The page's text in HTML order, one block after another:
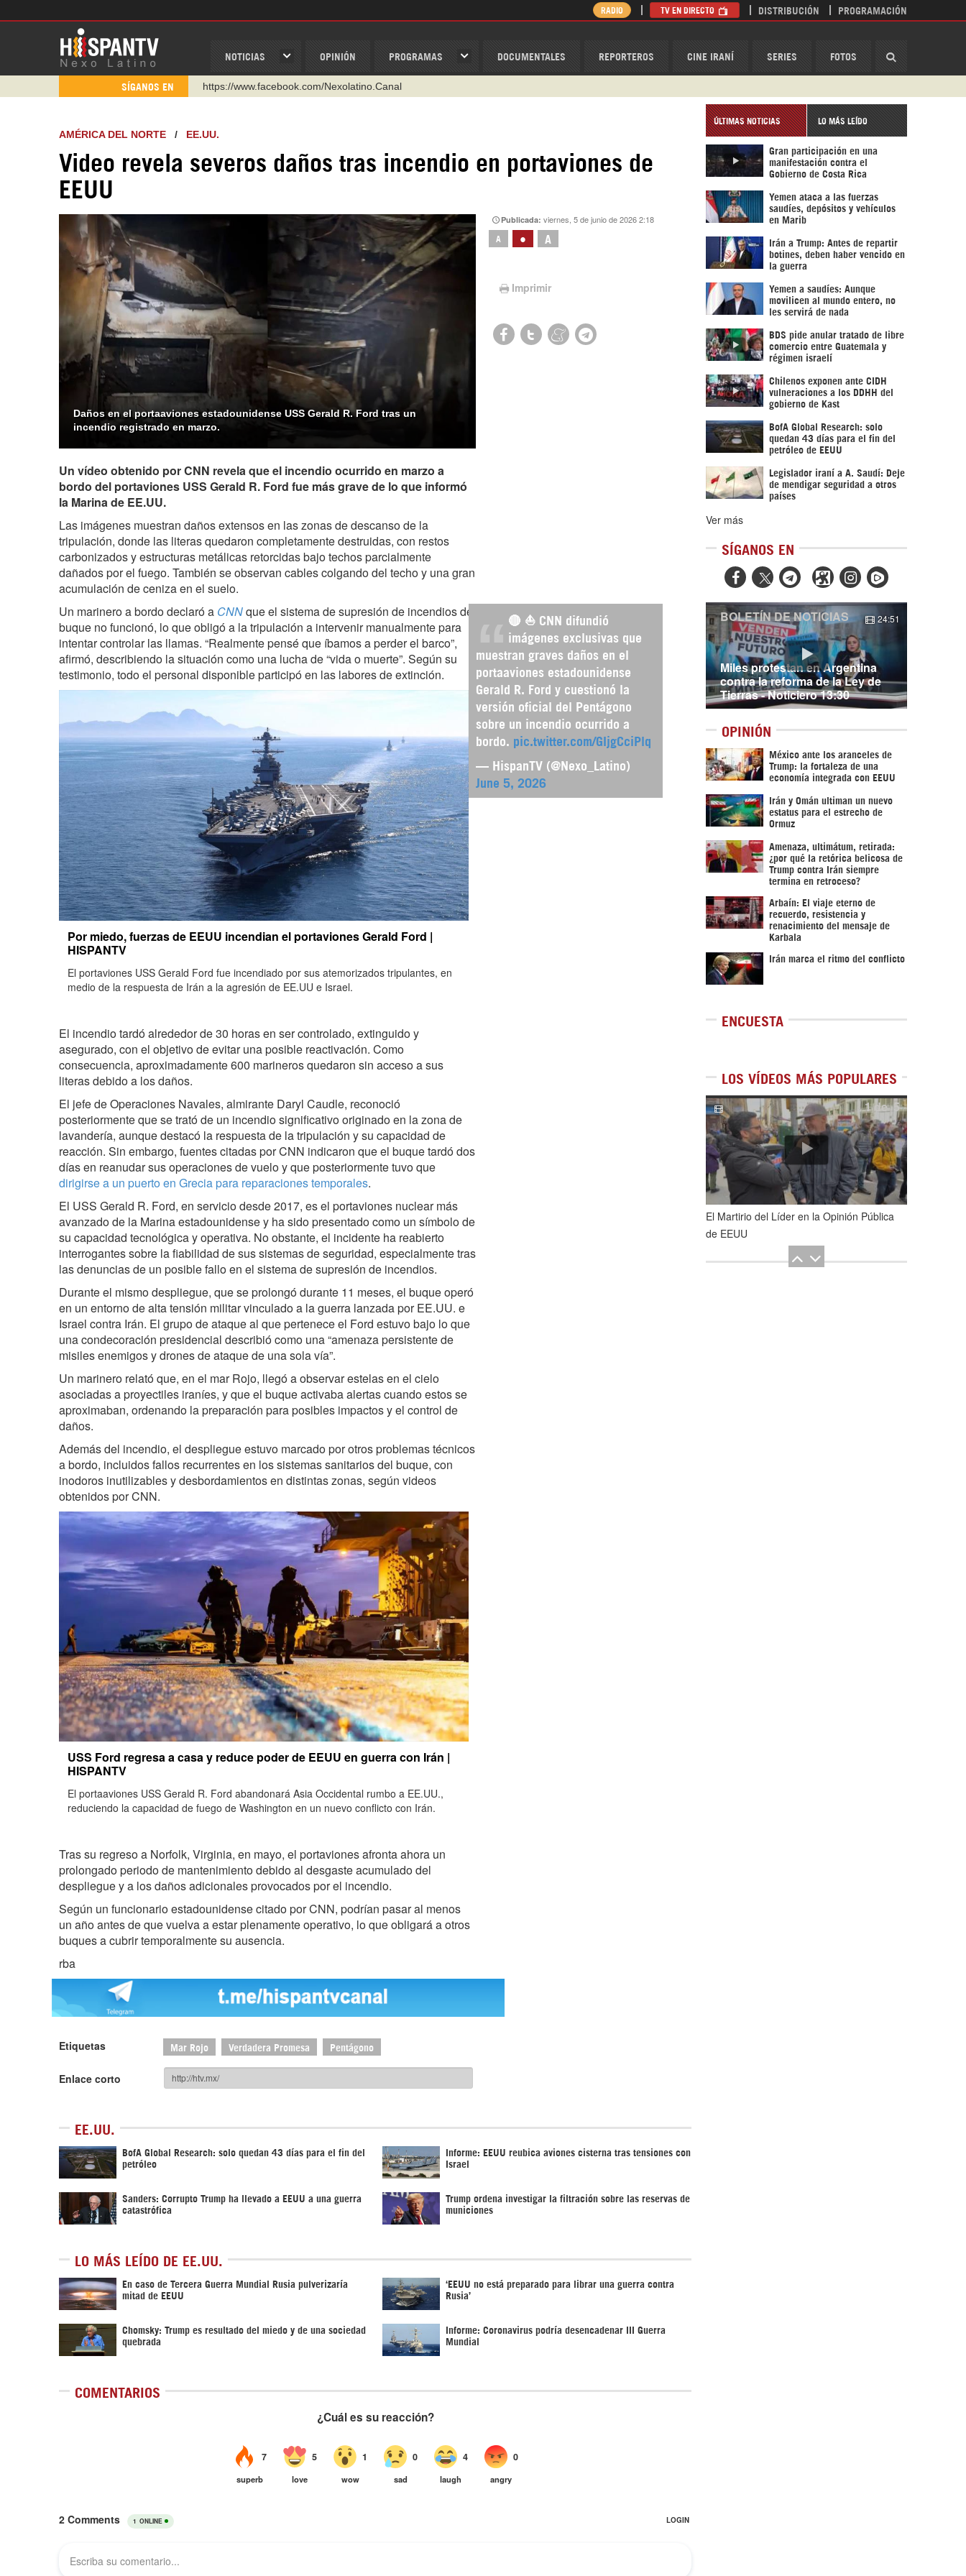
NOTICIAS OPINIÓN PROGRAMAS DOCUMENTALES REPORTEROS CINE IRANÍ SERIES FOTOS
RADIO TV EN DIRECTO DISTRIBUCIÓN PROGRAMACIÓN
SÍGANOS EN
https://www.youtube.com/@nexo_latino
https://t.me/hispantvcanal
WhatsApp y Viber: +98 921 79 29 404
https://www.facebook.com/Nexolatino.Canal
AMÉRICA DEL NORTE / EE.UU.
Video revela severos daños tras incendio en portaviones de
EEUU
Daños en el portaaviones estadounidense USS Gerald R. Ford tras un
incendio registrado en marzo.
Publicada:viernes, 5 de junio de 2026 2:18
A • A
Imprimir
Un vídeo obtenido por CNN revela que el incendio ocurrido en marzo a
bordo del portaviones USS Gerald R. Ford fue más grave de lo que informó
la Marina de EE.UU.
Las imágenes muestran daños extensos en las zonas de descanso de la
tripulación, donde las literas quedaron completamente destruidas, con restos
carbonizados y estructuras metálicas retorcidas bajo techos parcialmente
dañados por el fuego. También se observan cables colgando del techo y una gran
acumulación de ceniza en el suelo.
🔴 ⛵️ CNN difundió
imágenes exclusivas que
muestran graves daños en el
portaaviones estadounidense
Gerald R. Ford y cuestionó la
versión oficial del Pentágono
sobre un incendio ocurrido a
bordo. pic.twitter.com/GIjgCciPlq
— HispanTV (@Nexo_Latino)
June 5, 2026
Un marinero a bordo declaró a CNNque el sistema de supresión de incendios del
buque no funcionó, lo que obligó a la tripulación a intervenir manualmente para
intentar controlar las llamas. “Realmente pensé que íbamos a perder el barco”,
afirmó, describiendo la situación como una lucha de “vida o muerte”. Según su
testimonio, todo el personal disponible participó en las labores de extinción.
Por miedo, fuerzas de EEUU incendian el portaviones Gerald Ford |
HISPANTV
El portaviones USS Gerald Ford fue incendiado por sus atemorizados tripulantes, en
medio de la respuesta de Irán a la agresión de EE.UU e Israel.
El incendio tardó alrededor de 30 horas en ser controlado, extinguido y
asegurado, con el objetivo de evitar una posible reactivación. Como
consecuencia, aproximadamente 600 marineros quedaron sin acceso a sus
literas debido a los daños.
El jefe de Operaciones Navales, almirante Daryl Caudle, reconoció
posteriormente que se trató de un incendio significativo originado en la zona de
lavandería, aunque destacó la respuesta de la tripulación y su capacidad de
reacción. Sin embargo, fuentes citadas por CNN indicaron que el buque tardó dos
días en reanudar sus operaciones de vuelo y que posteriormente tuvo que
dirigirse a un puerto en Grecia para reparaciones temporales.
El USS Gerald R. Ford, en servicio desde 2017, es el portaviones nuclear más
avanzado de la Marina estadounidense y ha sido presentado como un símbolo de
su capacidad tecnológica y operativa. No obstante, el incidente ha reabierto
interrogantes sobre la fiabilidad de sus sistemas de seguridad, especialmente tras
las denuncias de un posible fallo en el sistema de supresión de incendios.
Durante el mismo despliegue, que se prolongó durante 11 meses, el buque operó
en un entorno de alta tensión militar vinculado a la guerra lanzada por EE.UU. e
Israel contra Irán. El grupo de ataque al que pertenece el Ford estuvo bajo lo que
una condecoración presidencial describió como una “amenaza persistente de
misiles enemigos y drones de ataque de una sola vía”.
Un marinero relató que, en el mar Rojo, llegó a observar estelas en el cielo
asociadas a proyectiles iraníes, y que el buque activaba alertas cuando estos se
aproximaban, ordenando la preparación para posibles impactos y el control de
daños.
Además del incendio, el despliegue estuvo marcado por otros problemas técnicos
a bordo, incluidos fallos recurrentes en los sistemas sanitarios del buque, con
inodoros inutilizables y desbordamientos en distintas zonas, según videos
obtenidos por CNN.
USS Ford regresa a casa y reduce poder de EEUU en guerra con Irán |
HISPANTV
El portaaviones USS Gerald R. Ford abandonará Asia Occidental rumbo a EE.UU.,
reduciendo la capacidad de fuego de Washington en un nuevo conflicto con Irán.
Tras su regreso a Norfolk, Virginia, en mayo, el portaviones afronta ahora un
prolongado periodo de mantenimiento debido al desgaste acumulado del
despliegue y a los daños adicionales provocados por el incendio.
Según un funcionario estadounidense citado por CNN, podrían pasar al menos
un año antes de que vuelva a estar plenamente operativo, lo que obligará a otros
buques a cubrir temporalmente su ausencia.
rba
Etiquetas Mar Rojo Verdadera Promesa Pentágono
Enlace corto
EE.UU.
BofA Global Research: solo quedan 43 días para el fin del
petróleo
Informe: EEUU reubica aviones cisterna tras tensiones con
Israel
Sanders: Corrupto Trump ha llevado a EEUU a una guerra
catastrófica
Trump ordena investigar la filtración sobre las reservas de
municiones
LO MÁS LEÍDO DE EE.UU.
En caso de Tercera Guerra Mundial Rusia pulverizaría
mitad de EEUU
‘EEUU no está preparado para librar una guerra contra
Rusia’
Chomsky: Trump es resultado del miedo y de una sociedad
quebrada
Informe: Coronavirus podría desencadenar III Guerra
Mundial
COMENTARIOS
ÚLTIMAS NOTICIAS LO MÁS LEÍDO
Gran participación en una
manifestación contra el
Gobierno de Costa Rica
Yemen ataca a las fuerzas
saudíes, depósitos y vehículos
en Marib
Irán a Trump: Antes de repartir
botines, deben haber vencido en
la guerra
Yemen a saudíes: Aunque
movilicen al mundo entero, no
les servirá de nada
BDS pide anular tratado de libre
comercio entre Guatemala y
régimen israelí
Chilenos exponen ante CIDH
vulneraciones a los DDHH del
gobierno de Kast
BofA Global Research: solo
quedan 43 días para el fin del
petróleo de EEUU
Legislador iraní a A. Saudí: Deje
de mendigar seguridad a otros
países
Ver más
SÍGANOS EN
  
Miles protestan en Argentina
contra la reforma de la Ley de
Tierras - Noticiero 13:30
BOLETÍN DE NOTICIAS 24:51
OPINIÓN
México ante los aranceles de
Trump: la fortaleza de una
economía integrada con EEUU
Irán y Omán ultiman un nuevo
estatus para el estrecho de
Ormuz
Amenaza, ultimátum, retirada:
¿por qué la retórica belicosa de
Trump contra Irán siempre
termina en retroceso?
Arbaín: El viaje eterno de
recuerdo, resistencia y
renacimiento del mensaje de
Karbala
Irán marca el ritmo del conflicto
ENCUESTA
LOS VÍDEOS MÁS POPULARES
1de5
El Martirio del Líder en la Opinión Pública
de EEUU